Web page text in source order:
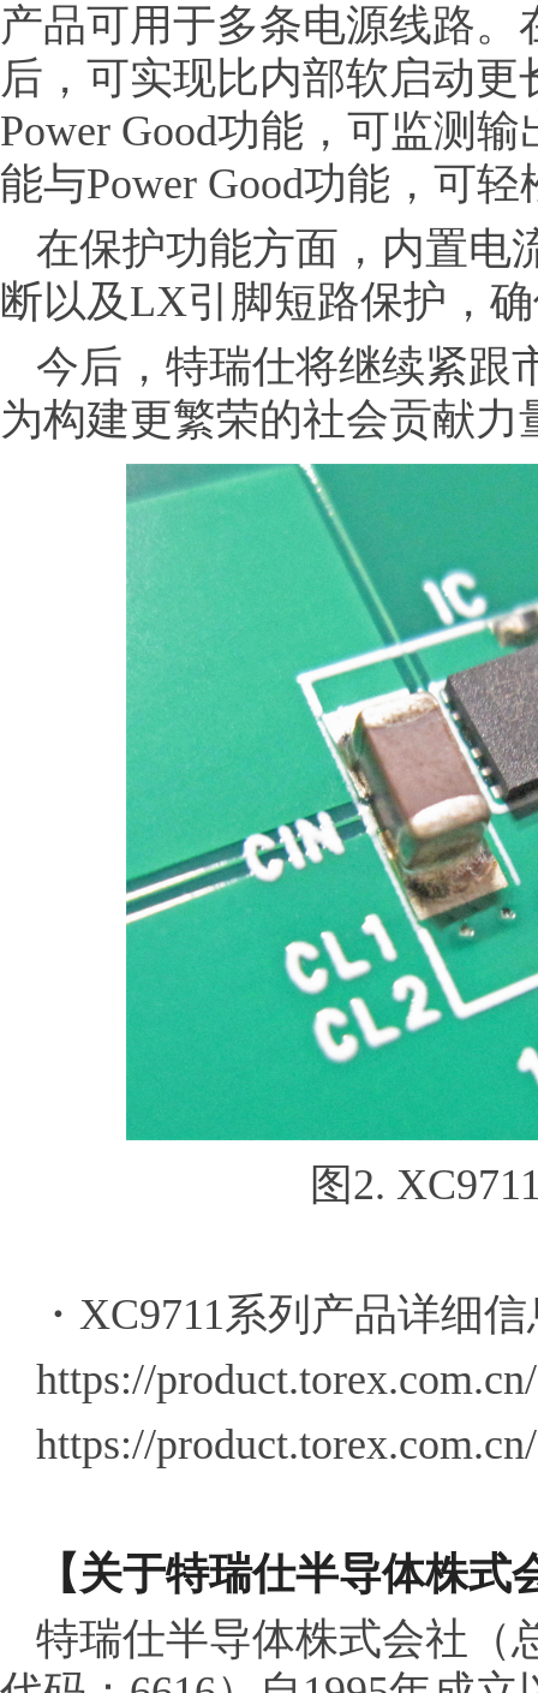
产品可用于多条电源线路。
后，可实现比内部软启动
Power Good功能，可监测
能与Power Good功能，可
在保护功能方面，内置电
断以及LX引脚短路保护，
今后，特瑞仕将继续紧跟
为构建更繁荣的社会贡献力
图2.
・XC9711系列产品详细
https://
https://
【关于特瑞仕半导体株式
特瑞仕半导体株式会社（